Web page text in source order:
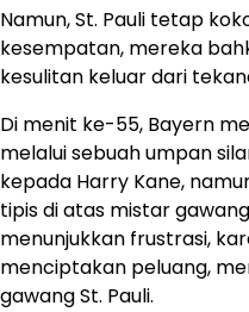
Namun, St. Pauli tetap
kesempatan, mereka
kesulitan keluar dari
Di menit ke-55, Bayern
melalui sebuah umpan
kepada Harry Kane,
tipis di atas mistar
menunjukkan frustrasi,
menciptakan peluang,
gawang St. Pauli.